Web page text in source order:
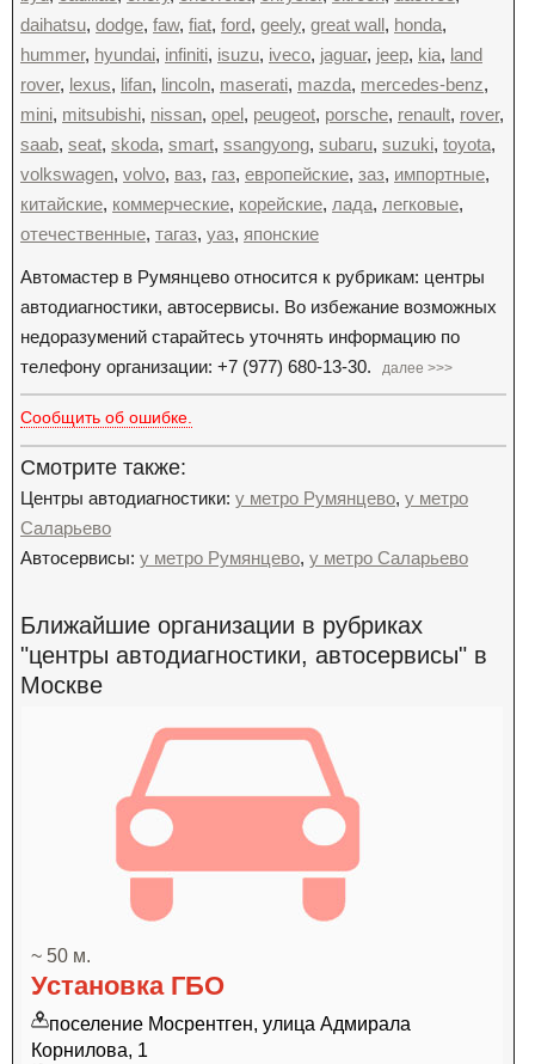
daihatsu, dodge, faw, fiat, ford, geely, great wall, honda,
hummer, hyundai, infiniti, isuzu, iveco, jaguar, jeep, kia, land
rover, lexus, lifan, lincoln, maserati, mazda, mercedes-benz,
mini, mitsubishi, nissan, opel, peugeot, porsche, renault, rover,
saab, seat, skoda, smart, ssangyong, subaru, suzuki, toyota,
volkswagen, volvo, ваз, газ, европейские, заз, импортные,
китайские, коммерческие, корейские, лада, легковые,
отечественные, тагаз, уаз, японские
Автомастер в Румянцево относится к рубрикам: центры
автодиагностики, автосервисы. Во избежание возможных
недоразумений старайтесь уточнять информацию по
телефону организации: +7 (977) 680-13-30.
далее >>>
Сообщить об ошибке.
Смотрите также:
Центры автодиагностики: у метро Румянцево, у метро
Саларьево
Автосервисы: у метро Румянцево, у метро Саларьево
Ближайшие организации в рубриках
"центры автодиагностики, автосервисы" в
Москве
~ 50 м.
Установка ГБО
поселение Мосрентген, улица Адмирала
Корнилова, 1